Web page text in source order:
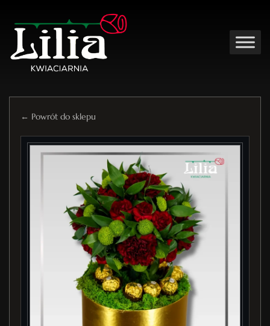
← Powrót do sklepu